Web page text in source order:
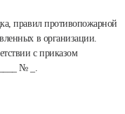
правил противопожарной
в организации.
с приказом
№ _.